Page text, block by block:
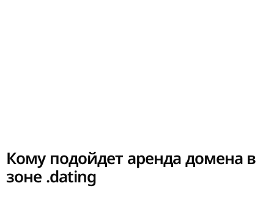
Кому подойдет аренда домена в
зоне .dating